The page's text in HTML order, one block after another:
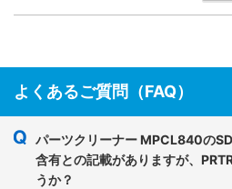
よくあるご質問（FAQ）
パーツクリーナー MPCL840の
含有との記載がありますが、
うか？